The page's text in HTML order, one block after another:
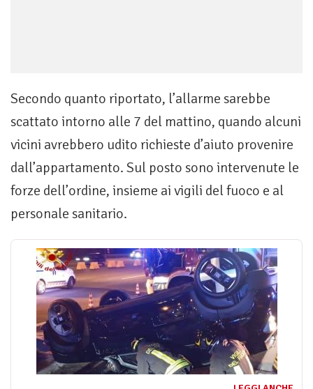
Secondo quanto riportato, l’allarme sarebbe
scattato intorno alle 7 del mattino, quando alcuni
vicini avrebbero udito richieste d’aiuto provenire
dall’appartamento. Sul posto sono intervenute le
forze dell’ordine, insieme ai vigili del fuoco e al
personale sanitario.